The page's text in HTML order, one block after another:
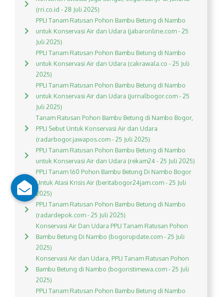
(rri.co.id - 28 Juli 2025)
PPLI Tanam Ratusan Pohon Bambu Betung di Nambo
untuk Konservasi Air dan Udara (jabaronline.com - 25
Juli 2025)
PPLI Tanam Ratusan Pohon Bambu Betung di Nambo
untuk Konservasi Air dan Udara (cakrawala.co - 25 Juli
2025)
PPLI Tanam Ratusan Pohon Bambu Betung di Nambo
untuk Konservasi Air dan Udara (jurnalbogor.com - 25
Juli 2025)
Tanam Ratusan Pohon Bambu Betung di Nambo Bogor,
PPLI Sebut Untuk Konservasi Air dan Udara
(radarbogor.jawapos.com - 25 Juli 2025)
PPLI Tanam Ratusan Pohon Bambu Betung di Nambo
untuk Konservasi Air dan Udara (rekam24 - 25 Juli 2025)
PPLI Tanam 160 Pohon Bambu Betung Di Nambo Bogor
Untuk Atasi Krisis Air (beritabogor24jam.com - 25 Juli
2025)
PPLI Tanam Ratusan Pohon Bambu Betung di Nambo
(radardepok.com - 25 Juli 2025)
Konservasi Air Dan Udara PPLI Tanam Ratusan Pohon
Bambu Betung Di Nambo (bogorupdate.com - 25 Juli
2025)
Konservasi Air dan Udara, PPLI Tanam Ratusan Pohon
Bambu Betung di Nambo (bogoristimewa.com - 25 Juli
2025)
PPLI Tanam Ratusan Pohon Bambu Betung di Nambo